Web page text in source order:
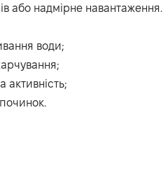
або надмірне навантаження.
води;
активність;